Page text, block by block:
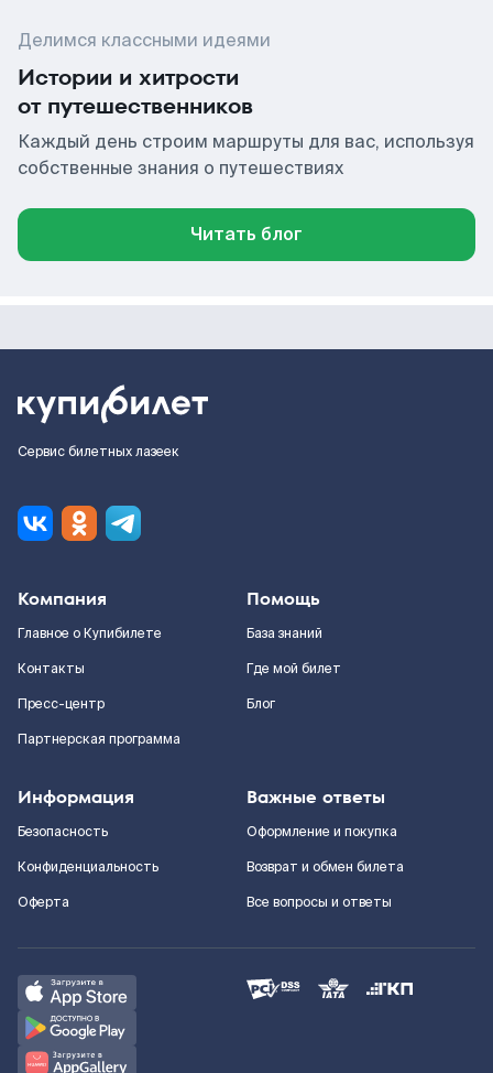
Делимся классными идеями
Истории и хитрости
от путешественников
Каждый день строим маршруты для вас, используя
собственные знания о путешествиях
Читать блог
Сервис билетных лазеек
Компания
Главное о Купибилете
Контакты
Пресс-центр
Партнерская программа
Помощь
База знаний
Где мой билет
Блог
Информация
Безопасность
Конфиденциальность
Оферта
Важные ответы
Оформление и покупка
Возврат и обмен билета
Все вопросы и ответы